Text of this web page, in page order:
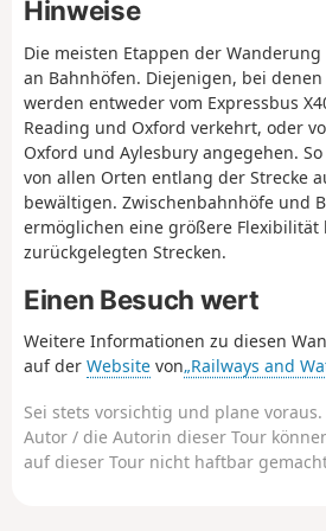
Bootshäuser der
von der starken Ruderkultur
Hinweise
Die meisten Etappen der
an Bahnhöfen. Diejenigen, bei
werden entweder vom Expressbus
Reading und Oxford verkehrt, oder
Oxford und Aylesbury angegehen.
von allen Orten entlang der Strecke
bewältigen. Zwischenbahnhöfe und
ermöglichen eine größere Flexibilität
zurückgelegten Strecken.
Einen Besuch wert
Weitere Informationen zu diesen
auf der Website von„Railways and
Sei stets vorsichtig und plane
Autor / die Autorin dieser Tour
auf dieser Tour nicht haftbar